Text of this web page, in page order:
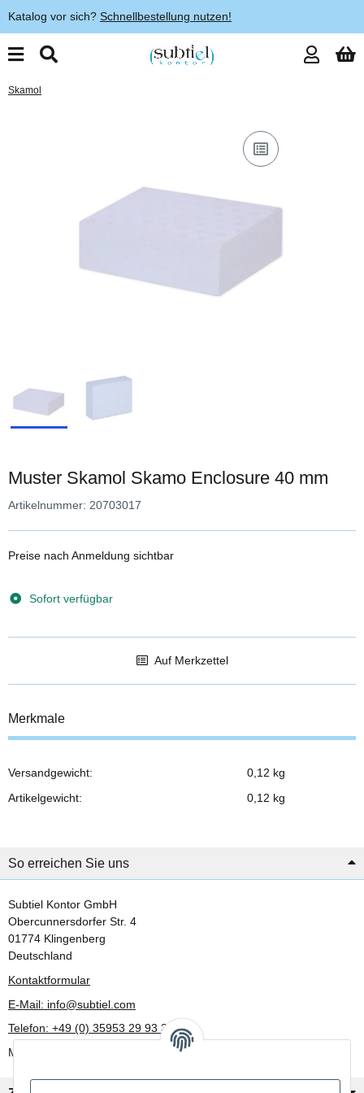
Katalog vor sich? Schnellbestellung nutzen!
Skamol
Muster Skamol Skamo Enclosure 40 mm
Artikelnummer: 20703017
Preise nach Anmeldung sichtbar
Sofort verfügbar
Auf Merkzettel
Merkmale
Produkteigenschaft
Wert
Versandgewicht:
0,12 kg
Artikelgewicht:
0,12 kg
So erreichen Sie uns
Subtiel Kontor GmbH
Obercunnersdorfer Str. 4
01774 Klingenberg
Deutschland
Kontaktformular
E-Mail: info@subtiel.com
Telefon: +49 (0) 35953 29 93 30
Mo-Fr: 8:00 Uhr - 17:00 Uhr